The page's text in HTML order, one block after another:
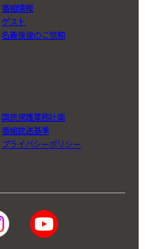
番組情報
ゲスト
名義後援のご依頼
国民保護業務計画
番組放送基準
プライバシーポリシー